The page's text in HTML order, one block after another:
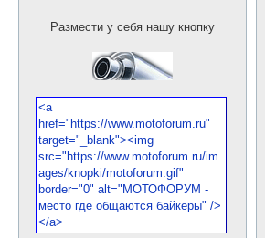
Размести у себя нашу кнопку